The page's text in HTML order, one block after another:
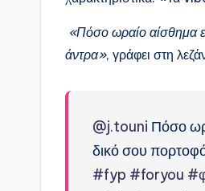
«Πόσο ωραίο αίσθημα
άντρα», γράφει στη
@j.touni Πόσο
δικό σου
#fyp #foryou